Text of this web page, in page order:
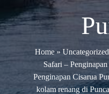
Home» Uncategorized
Safari –
Penginapan Cisarua
kolam renang di